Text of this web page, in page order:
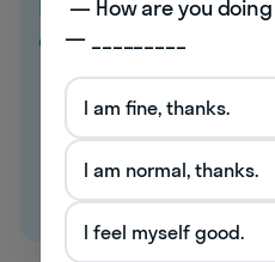
с первого урока →
— _________
I am fine, thanks.
I am normal, thanks.
I feel myself good.